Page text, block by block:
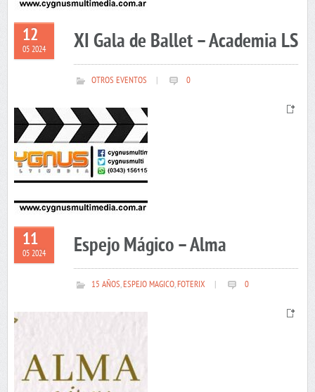
12
05 2024 XI Gala de Ballet – Academia LS
OTROS EVENTOS 0
11
05 2024 Espejo Mágico – Alma
15 AÑOS,ESPEJO MAGICO,FOTERIX 0